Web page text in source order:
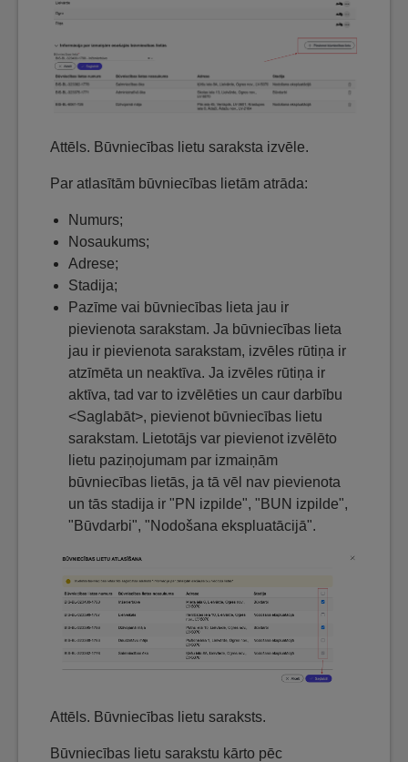
Attēls. Būvniecības lietu saraksta izvēle.
Par atlasītām būvniecības lietām atrāda:
Numurs;
Nosaukums;
Adrese;
Stadija;
Pazīme vai būvniecības lieta jau ir
pievienota sarakstam. Ja būvniecības lieta
jau ir pievienota sarakstam, izvēles rūtiņa ir
atzīmēta un neaktīva. Ja izvēles rūtiņa ir
aktīva, tad var to izvēlēties un caur darbību
<Saglabāt>, pievienot būvniecības lietu
sarakstam. Lietotājs var pievienot izvēlēto
lietu paziņojumam par izmaiņām
būvniecības lietās, ja tā vēl nav pievienota
un tās stadija ir "PN izpilde", "BUN izpilde",
"Būvdarbi", "Nodošana ekspluatācijā".
Attēls. Būvniecības lietu saraksts.
Būvniecības lietu sarakstu kārto pēc